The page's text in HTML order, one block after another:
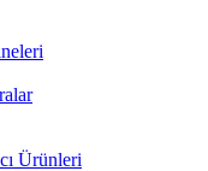
Ürünleri